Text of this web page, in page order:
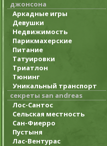
джонсона
Аркадные игры
Девушки
Недвижимость
Парикмахерские
Питание
Татуировки
Триатлон
Тюнинг
Уникальный транспорт
секреты san andreas
Лос-Сантос
Сельская местность
Сан-Фиерро
Пустыня
Лас-Вентурас